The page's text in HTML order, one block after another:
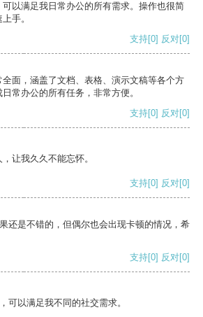
以满足我日常办公的所有需求。操作也很简
手。
支持[0] 反对[0]
面，涵盖了文档、表格、演示文稿等各个方
常办公的所有任务，非常方便。
支持[0] 反对[0]
让我久久不能忘怀。
支持[0] 反对[0]
还是不错的，但偶尔也会出现卡顿的情况，希
支持[0] 反对[0]
可以满足我不同的社交需求。